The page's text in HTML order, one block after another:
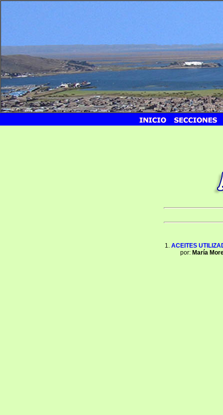
ACEITES
por: María